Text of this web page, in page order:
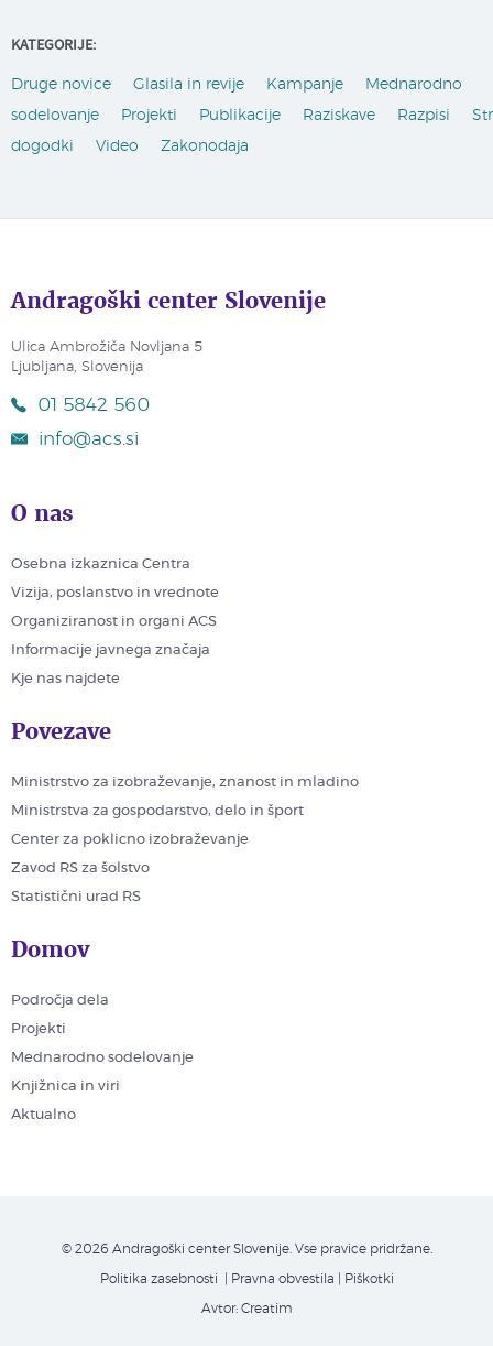
KATEGORIJE:
Druge novice Glasila in revije Kampanje
Mednarodno
sodelovanje
Projekti Publikacije Raziskave Razpisi
dogodki
Video Zakonodaja
Andragoški center Slovenije
Ulica Ambrožiča Novljana 5
Ljubljana, Slovenija
01 5842 560
info@acs.si
O nas
Osebna izkaznica Centra
Vizija, poslanstvo in vrednote
Organiziranost in organi ACS
Informacije javnega značaja
Kje nas najdete
Povezave
Ministrstvo za izobraževanje, znanost in mladino
Ministrstva za gospodarstvo, delo in šport
Center za poklicno izobraževanje
Zavod RS za šolstvo
Statistični urad RS
Domov
Področja dela
Projekti
Mednarodno sodelovanje
Knjižnica in viri
Aktualno
© 2026 Andragoški center Slovenije. Vse pravice pridržane.
Politika zasebnosti | Pravna obvestila Piškotki
Avtor: Creatim